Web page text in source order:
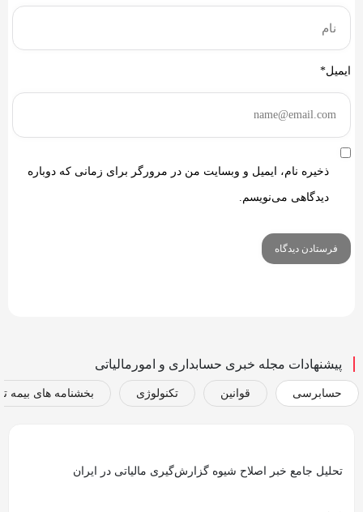
ایمیل*
ذخیره نام، ایمیل و وبسایت من در مرورگر برای زمانی که دوباره
دیدگاهی می‌نویسم.
پیشنهادات مجله خبری حسابداری و امورمالیاتی
حسابرسی قوانین تکنولوژی بخشنامه های بیمه
تحلیل جامع خبر اصلاح شیوه گزارش‌گیری مالیاتی در ایران